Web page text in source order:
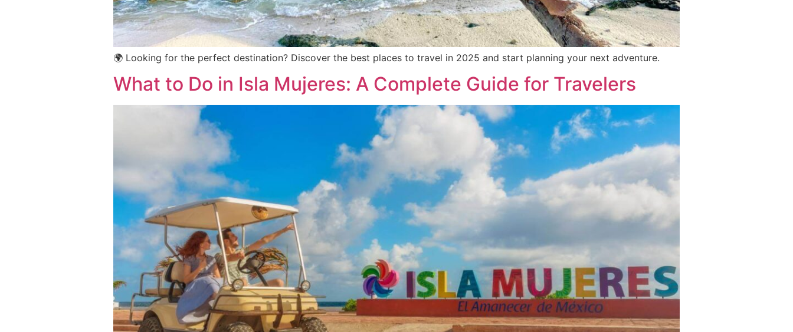
🌍 Looking for the perfect destination? Discover the best places to travel in 2025 and start planning your next adventure.
What to Do in Isla Mujeres: A Complete Guide for Travelers